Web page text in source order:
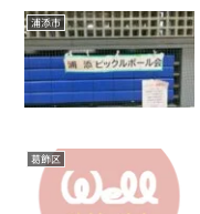
浦添市
葛飾区